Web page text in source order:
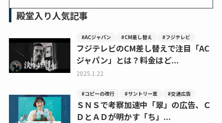
殿堂入り人気記事
#ACジャパン #CM差し替え #フジテレビ
フジテレビのCM差し替えで注目「AC
ジャパン」とは？料金はど...
2025.1.22
#コピーの改行 #サントリー翠 #交通広告
ＳＮＳで考察加速中「翠」の広告、Ｃ
ＤとＡＤが明かす「ち」...